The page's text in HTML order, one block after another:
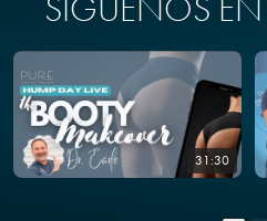
SÍGUENOS EN
31:30